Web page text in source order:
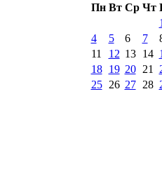
Пн Вт Ср Чт
1
4
5 6 7
11
12 13 14
18
19 20 21
25
26 27 28